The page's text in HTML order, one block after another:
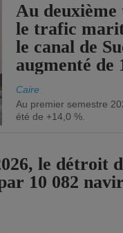
Au
le trafic
le canal de
augmenté de
Caire
Au premier semestre
été de +14,0 %.
le détroit
10 082